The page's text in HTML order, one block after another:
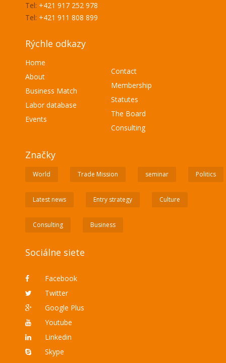
Tel: +421 917 252 978
Tel: +421 911 808 899
Rýchle odkazy
Home
About
Business Match
Labor database
Events
Contact
Membership
Statutes
The Board
Consulting
Značky
World Trade Mission seminar Politics
Latest news Entry strategy Culture
Consulting Business
Sociálne siete
Facebook
Twitter
Google Plus
Youtube
Linkedin
Skype